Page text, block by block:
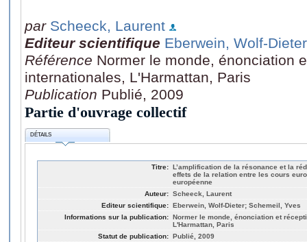
par Scheeck, Laurent
Editeur scientifique Eberwein, Wolf-Dieter
Référence Normer le monde, énonciation
internationales, L'Harmattan, Paris
Publication Publié, 2009
Partie d'ouvrage collectif
DÉTAILS
Titre: L’amplification de la résonance et la
effets de la relation entre les cours
européenne
Auteur: Scheeck, Laurent
Editeur scientifique: Eberwein, Wolf-Dieter; Schemeil, Yves
Informations sur la publication: Normer le monde, énonciation et
L'Harmattan, Paris
Statut de publication: Publié, 2009